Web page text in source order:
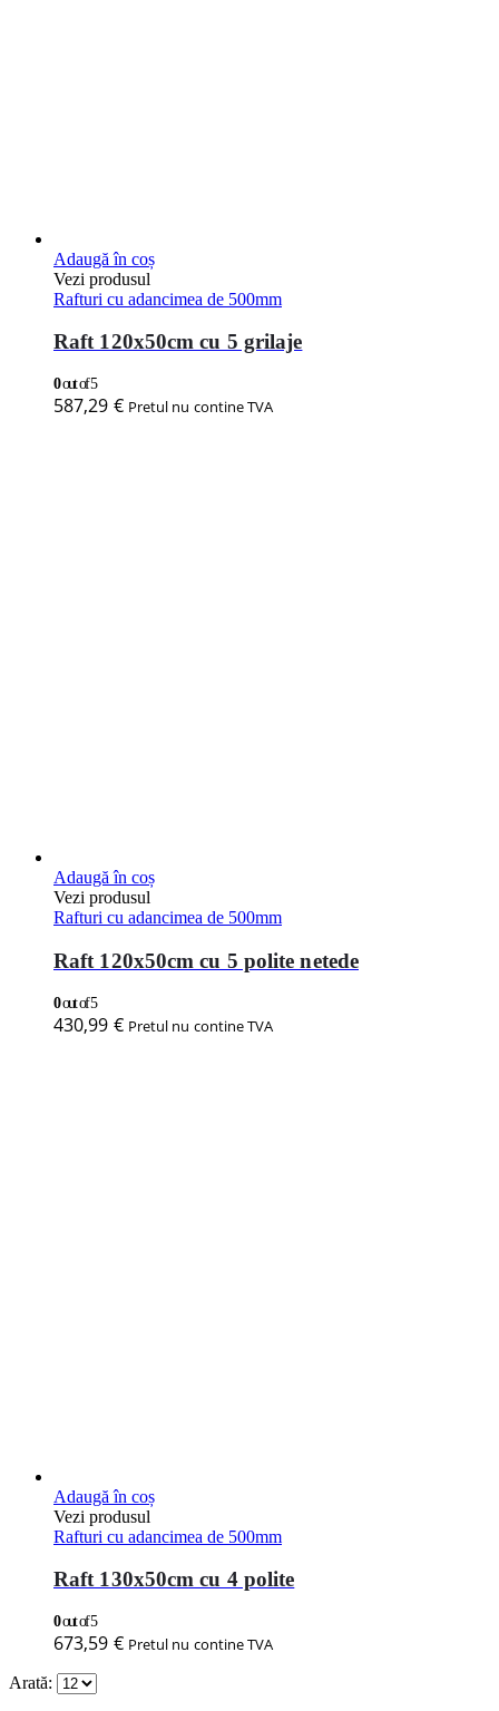
Adaugă în coș
Vezi produsul
Rafturi cu adancimea de 500mm
Raft 120x50cm cu 5 grilaje
0out of 5
587,29 € Pretul nu contine TVA
Adaugă în coș
Vezi produsul
Rafturi cu adancimea de 500mm
Raft 120x50cm cu 5 polite netede
0out of 5
430,99 € Pretul nu contine TVA
Adaugă în coș
Vezi produsul
Rafturi cu adancimea de 500mm
Raft 130x50cm cu 4 polite
0out of 5
673,59 € Pretul nu contine TVA
Arată: